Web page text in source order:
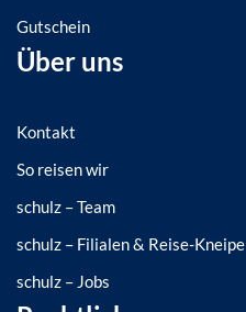
Gutschein
Über uns
Kontakt
So reisen wir
schulz – Team
schulz – Filialen & Reise-Kneipe
schulz – Jobs